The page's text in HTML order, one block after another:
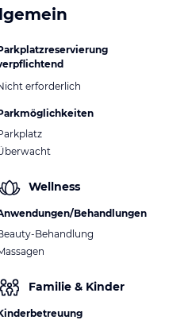
erforderlich
Wellness
Behandlungen
Behandlung
Familie & Kinder